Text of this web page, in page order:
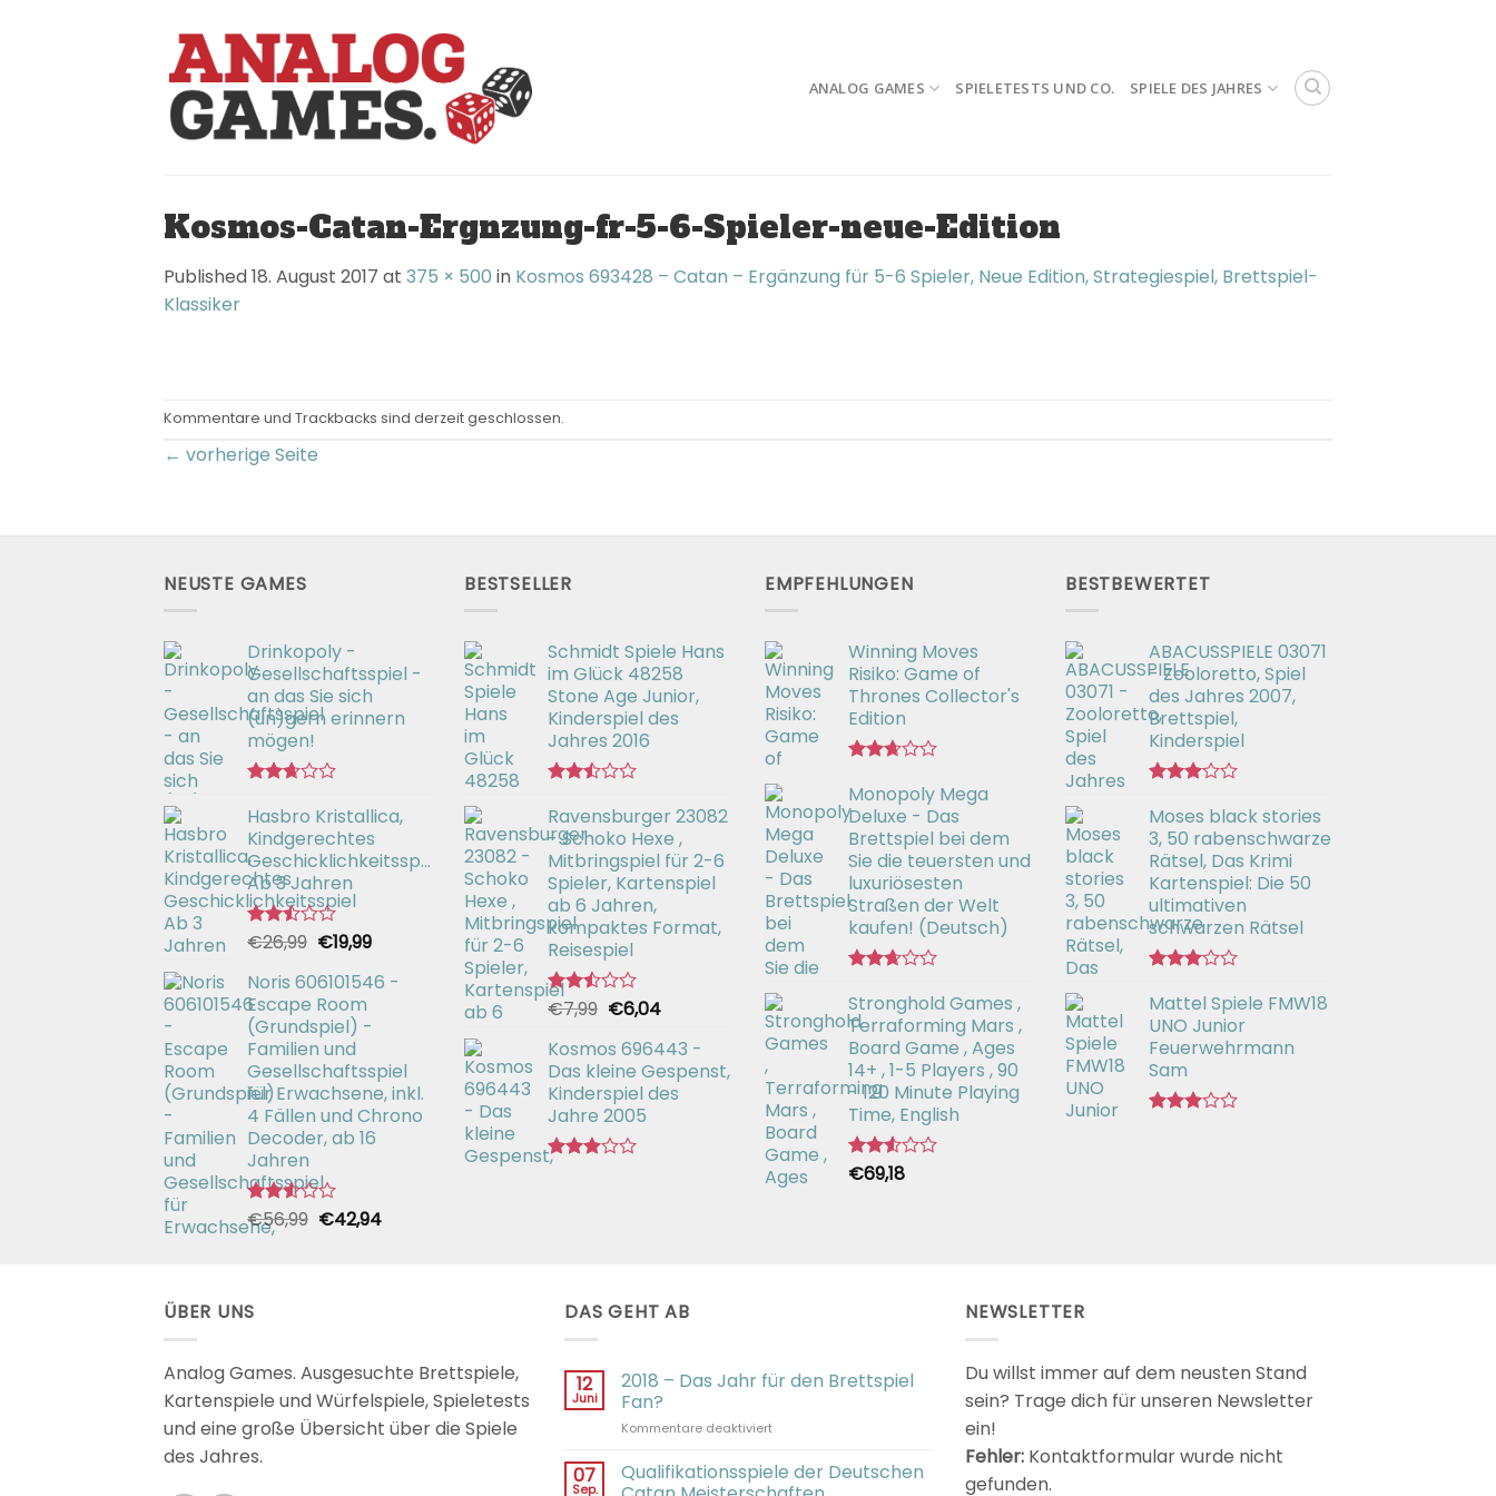
ANALOG GAMES SPIELETESTS UND CO. SPIELE DES JAHRES
Kosmos-Catan-Ergnzung-fr-5-6-Spieler-neue-Edition
Published18. August 2017 at 375 × 500 in Kosmos 693428 – Catan – Ergänzung für 5-6 Spieler, Neue Edition, Strategiespiel, Brettspiel-
Klassiker
Kommentare und Trackbacks sind derzeit geschlossen.
← vorherige Seite
NEUSTE GAMES
Drinkopoly -
Gesellschaftsspiel -
an das Sie sich
(un)gern erinnern
mögen!
mit
2.67
von 5
Hasbro Kristallica,
Kindgerechtes
Geschicklichkeitsspiel
Ab 3 Jahren
Bewertet
2.49
von 5
€26,99 Ursprünglicher
war:
€26,99
€19,99Aktueller
ist:
Noris 606101546 -
Escape Room
(Grundspiel) -
Familien und
Gesellschaftsspiel
für Erwachsene, inkl.
4 Fällen und Chrono
Decoder, ab 16
Jahren
Bewertet
mit
€56,99 Ursprünglicher
€42,94Aktueller
BESTSELLER
Schmidt Spiele Hans
im Glück 48258
Stone Age Junior,
Kinderspiel des
Jahres 2016
mit
2.50
von 5
Ravensburger 23082
- Schoko Hexe ,
Mitbringspiel für 2-6
Spieler, Kartenspiel
ab 6 Jahren,
kompaktes Format,
Reisespiel
Bewertet
2.50
von 5
€7,99 Ursprünglicher
war:
€7,99
€6,04Aktueller
ist:
€6,04.
Kosmos 696443 -
Das kleine Gespenst,
Kinderspiel des
Jahre 2005
EMPFEHLUNGEN
Winning Moves
Risiko: Game of
Thrones Collector's
Edition
mit
2.66
von 5
Monopoly Mega
Deluxe - Das
Brettspiel bei dem
Sie die teuersten und
luxuriösesten
Straßen der Welt
kaufen! (Deutsch)
mit
2.64
von 5
Stronghold Games ,
Terraforming Mars ,
Board Game , Ages
14+ , 1-5 Players , 90
- 120 Minute Playing
Time, English
Bewertet
€69,18
BESTBEWERTET
ABACUSSPIELE 03071
- Zooloretto, Spiel
des Jahres 2007,
Brettspiel,
Kinderspiel
mit
3.02
von 5
Moses black stories
3, 50 rabenschwarze
Rätsel, Das Krimi
Kartenspiel: Die 50
ultimativen
schwarzen Rätsel
mit
3.00
von 5
Mattel Spiele FMW18
UNO Junior
Feuerwehrmann
Sam
ÜBER UNS
Analog Games. Ausgesuchte Brettspiele,
Kartenspiele und Würfelspiele, Spieletests
und eine große Übersicht über die Spiele
des Jahres.
DAS GEHT AB
12
Juni
2018 – Das Jahr für den Brettspiel
Fan?
Kommentare deaktiviertfür
–
Das
07
Sep.
Qualifikationsspiele der Deutschen
NEWSLETTER
Du willst immer auf dem neusten Stand
sein? Trage dich für unseren Newsletter
ein!
Fehler: Kontaktformular wurde nicht
gefunden.